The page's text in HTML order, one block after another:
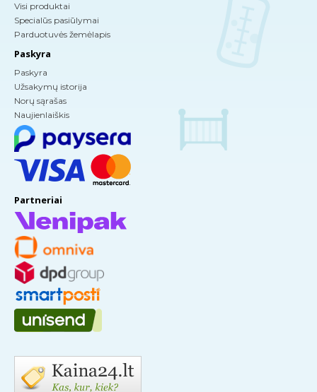
Visi produktai
Specialūs pasiūlymai
Parduotuvės žemėlapis
Paskyra
Paskyra
Užsakymų istorija
Norų sąrašas
Naujienlaiškis
Partneriai